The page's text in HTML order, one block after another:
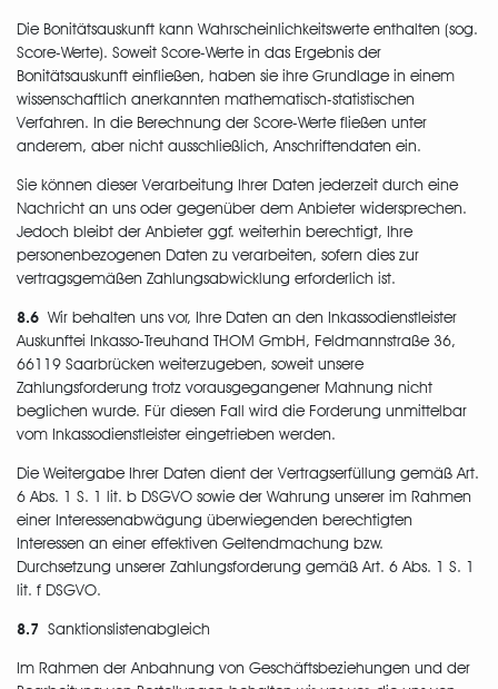
Die Bonitätsauskunft kann Wahrscheinlichkeitswerte enthalten (sog.
Score-Werte). Soweit Score-Werte in das Ergebnis der
Bonitätsauskunft einfließen, haben sie ihre Grundlage in einem
wissenschaftlich anerkannten mathematisch-statistischen
Verfahren. In die Berechnung der Score-Werte fließen unter
anderem, aber nicht ausschließlich, Anschriftendaten ein.
Sie können dieser Verarbeitung Ihrer Daten jederzeit durch eine
Nachricht an uns oder gegenüber dem Anbieter widersprechen.
Jedoch bleibt der Anbieter ggf. weiterhin berechtigt, Ihre
personenbezogenen Daten zu verarbeiten, sofern dies zur
vertragsgemäßen Zahlungsabwicklung erforderlich ist.
8.6 Wir behalten uns vor, Ihre Daten an den Inkassodienstleister
Auskunftei Inkasso-Treuhand THOM GmbH, Feldmannstraße 36,
66119 Saarbrücken weiterzugeben, soweit unsere
Zahlungsforderung trotz vorausgegangener Mahnung nicht
beglichen wurde. Für diesen Fall wird die Forderung unmittelbar
vom Inkassodienstleister eingetrieben werden.
Die Weitergabe Ihrer Daten dient der Vertragserfüllung gemäß Art.
6 Abs. 1 S. 1 lit. b DSGVO sowie der Wahrung unserer im Rahmen
einer Interessenabwägung überwiegenden berechtigten
Interessen an einer effektiven Geltendmachung bzw.
Durchsetzung unserer Zahlungsforderung gemäß Art. 6 Abs. 1 S. 1
lit. f DSGVO.
8.7 Sanktionslistenabgleich
Im Rahmen der Anbahnung von Geschäftsbeziehungen und der